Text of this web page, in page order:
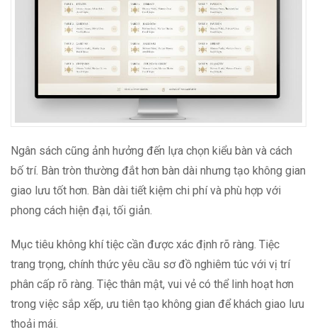
Ngân sách cũng ảnh hưởng đến lựa chọn kiểu bàn và cách
bố trí. Bàn tròn thường đắt hơn bàn dài nhưng tạo không gian
giao lưu tốt hơn. Bàn dài tiết kiệm chi phí và phù hợp với
phong cách hiện đại, tối giản.
Mục tiêu không khí tiệc cần được xác định rõ ràng. Tiệc
trang trọng, chính thức yêu cầu sơ đồ nghiêm túc với vị trí
phân cấp rõ ràng. Tiệc thân mật, vui vẻ có thể linh hoạt hơn
trong việc sắp xếp, ưu tiên tạo không gian để khách giao lưu
thoải mái.